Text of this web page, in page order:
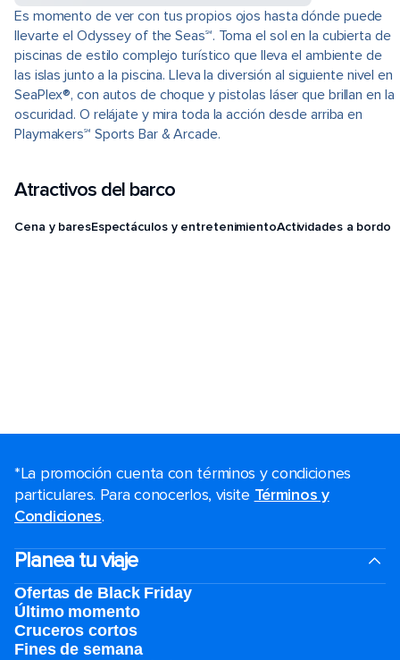
Es momento de ver con tus propios ojos hasta dónde puede
llevarte el Odyssey of the Seas℠. Toma el sol en la cubierta de
piscinas de estilo complejo turístico que lleva el ambiente de
las islas junto a la piscina. Lleva la diversión al siguiente nivel en
SeaPlex®, con autos de choque y pistolas láser que brillan en la
oscuridad. O relájate y mira toda la acción desde arriba en
Playmakers℠ Sports Bar & Arcade.
Atractivos del barco
Cena y baresEspectáculos y entretenimientoActividades a bordo
*La promoción cuenta con términos y condiciones
particulares. Para conocerlos, visite Términos y
Condiciones.
Planea tu viaje
Ofertas de Black Friday
Último momento
Cruceros cortos
Fines de semana